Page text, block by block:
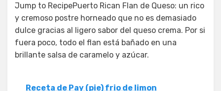
Jump to RecipePuerto Rican Flan de Queso: un rico
y cremoso postre horneado que no es demasiado
dulce gracias al ligero sabor del queso crema. Por si
fuera poco, todo el flan está bañado en una
brillante salsa de caramelo y azúcar.
Receta de Pay (pie) frio de limon